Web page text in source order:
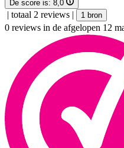
De score is: 8,0
| totaal 2 reviews | 1 bron
0 reviews in de afgelopen 12